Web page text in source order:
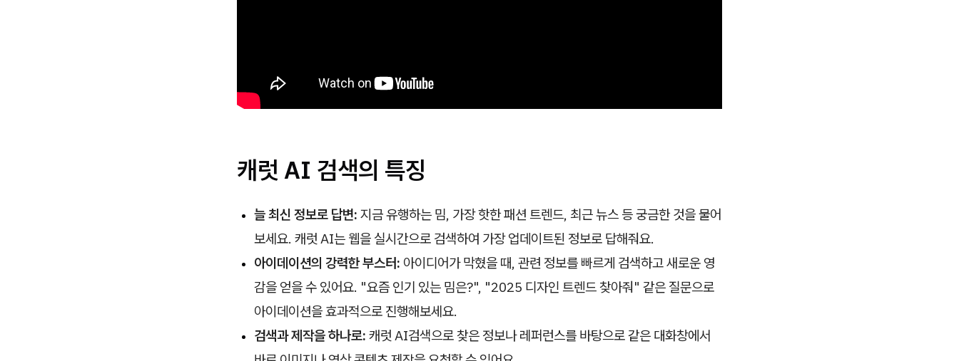
캐럿 AI 검색의 특징
늘 최신 정보로 답변: 지금 유행하는 밈, 가장 핫한 패션 트렌드, 최근 뉴스 등 궁금한 것을 물어
보세요. 캐럿 AI는 웹을 실시간으로 검색하여 가장 업데이트된 정보로 답해줘요.
아이데이션의 강력한 부스터: 아이디어가 막혔을 때, 관련 정보를 빠르게 검색하고 새로운 영
감을 얻을 수 있어요. "요즘 인기 있는 밈은?", "2025 디자인 트렌드 찾아줘" 같은 질문으로
아이데이션을 효과적으로 진행해보세요.
검색과 제작을 하나로: 캐럿 AI검색으로 찾은 정보나 레퍼런스를 바탕으로 같은 대화창에서